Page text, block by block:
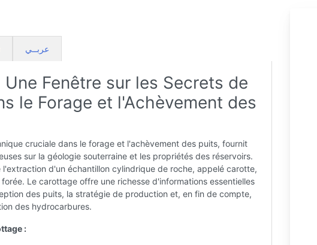
عربــي
Fenêtre sur les Secrets de
le Forage et l'Achèvement des
cruciale dans le forage et l'achèvement des puits, fournit
sur la géologie souterraine et les propriétés des réservoirs.
l'extraction d'un échantillon cylindrique de roche, appelé carotte,
Le carottage offre une richesse d'informations essentielles
des puits, la stratégie de production et, en fin de compte,
des hydrocarbures.
: